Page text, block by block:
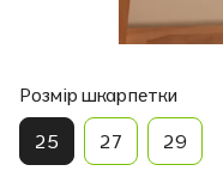
Розмір шкарпетки
25 27 29